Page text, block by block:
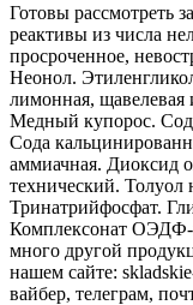
Готовы рассмотреть
реактивы из числа
просроченное,
Неонол.
лимонная,
Медный купорос.
Сода
аммиачная. Диоксид
технический. Толуол
Тринатрийфосфат.
Комплексонат
много другой
нашем сайте:
вайбер, телеграм,